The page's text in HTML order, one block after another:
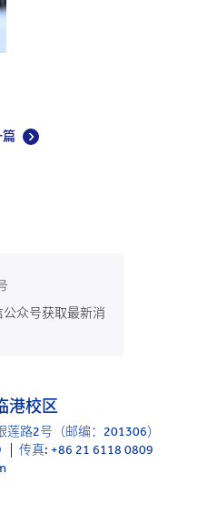
篇
众号获取最新消
港校区
路2号（邮编：201306）
传真: +86 21 6118 0809